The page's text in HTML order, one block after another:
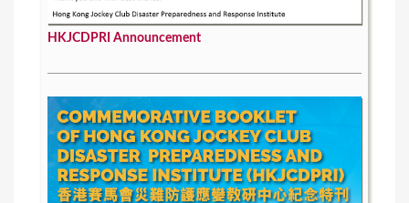
HKJCDPRI Announcement